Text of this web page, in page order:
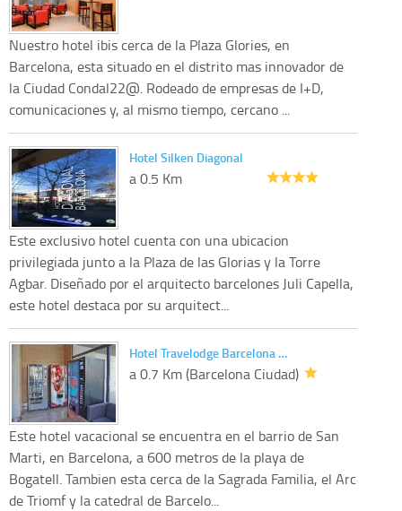
Nuestro hotel ibis cerca de la Plaza Glories, en
Barcelona, esta situado en el distrito mas innovador de
la Ciudad Condal22@. Rodeado de empresas de I+D,
comunicaciones y, al mismo tiempo, cercano ...
Hotel Silken Diagonal
a 0.5 Km
Este exclusivo hotel cuenta con una ubicacion
privilegiada junto a la Plaza de las Glorias y la Torre
Agbar. Diseñado por el arquitecto barcelones Juli Capella,
este hotel destaca por su arquitect...
Hotel Travelodge Barcelona …
a 0.7 Km (Barcelona Ciudad)
Este hotel vacacional se encuentra en el barrio de San
Marti, en Barcelona, a 600 metros de la playa de
Bogatell. Tambien esta cerca de la Sagrada Familia, el Arc
de Triomf y la catedral de Barcelo...